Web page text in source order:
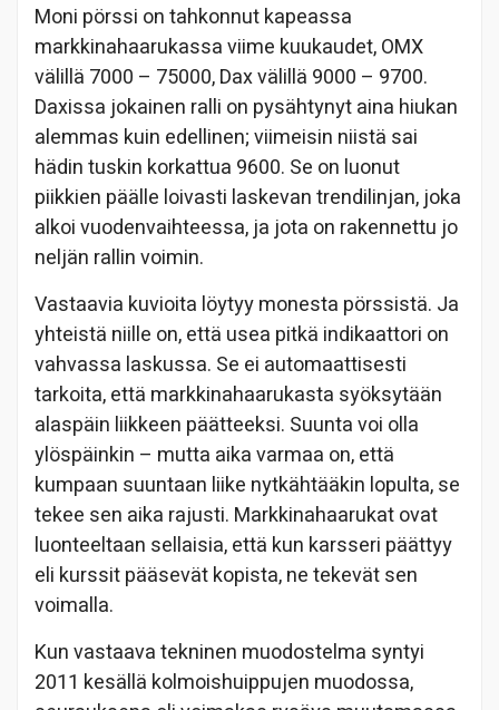
Moni pörssi on tahkonnut kapeassa
markkinahaarukassa viime kuukaudet, OMX
välillä 7000 – 75000, Dax välillä 9000 – 9700.
Daxissa jokainen ralli on pysähtynyt aina hiukan
alemmas kuin edellinen; viimeisin niistä sai
hädin tuskin korkattua 9600. Se on luonut
piikkien päälle loivasti laskevan trendilinjan, joka
alkoi vuodenvaihteessa, ja jota on rakennettu jo
neljän rallin voimin.
Vastaavia kuvioita löytyy monesta pörssistä. Ja
yhteistä niille on, että usea pitkä indikaattori on
vahvassa laskussa. Se ei automaattisesti
tarkoita, että markkinahaarukasta syöksytään
alaspäin liikkeen päätteeksi. Suunta voi olla
ylöspäinkin – mutta aika varmaa on, että
kumpaan suuntaan liike nytkähtääkin lopulta, se
tekee sen aika rajusti. Markkinahaarukat ovat
luonteeltaan sellaisia, että kun karsseri päättyy
eli kurssit pääsevät kopista, ne tekevät sen
voimalla.
Kun vastaava tekninen muodostelma syntyi
2011 kesällä kolmoishuippujen muodossa,